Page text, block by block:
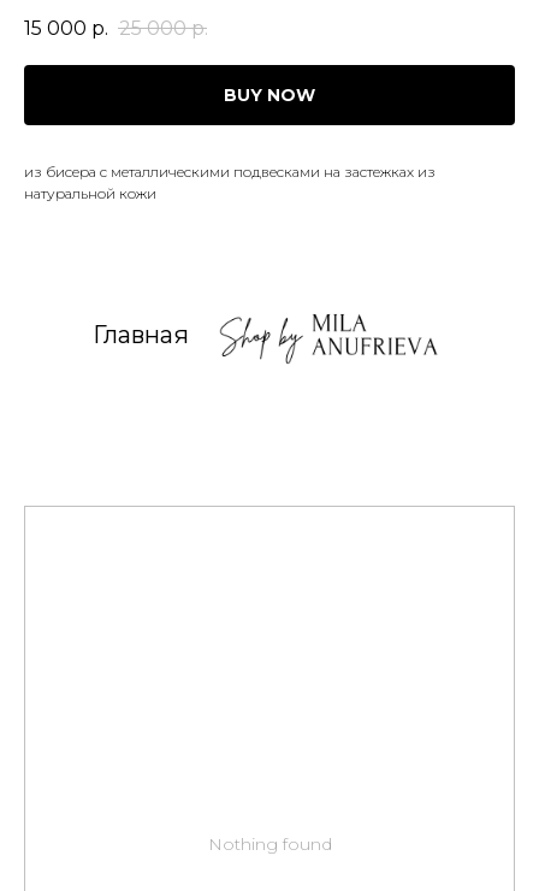
15 000 р. 25 000 р.
BUY NOW
из бисера с металлическими подвесками на застежках из
натуральной кожи
Главная
Nothing found